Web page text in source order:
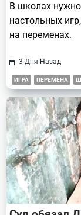
В школах
настольных
на переменах.
3 Дня Назад
ИГРА ПЕРЕМЕНА